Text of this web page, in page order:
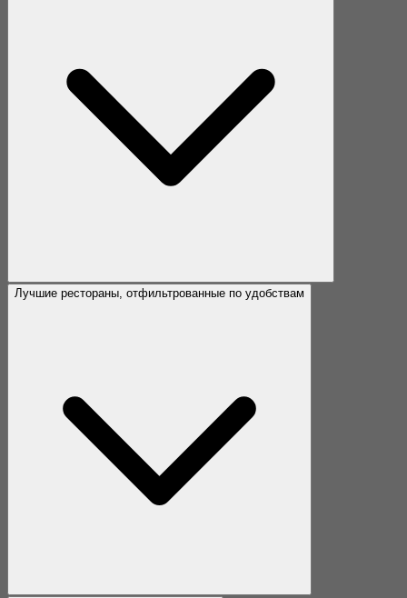
Лучшие рестораны, отфильтрованные по удобствам